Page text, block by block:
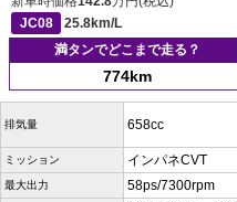
JC08
25.8km/L
満タンでどこまで走る？
774km
排気量 658cc
ミッション インパネCVT
最大出力 58ps/7300rpm